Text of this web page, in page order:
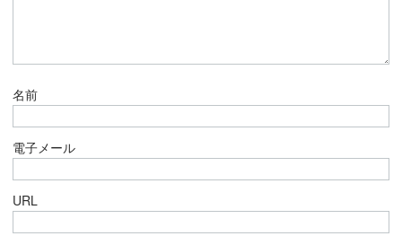
名前
電子メール
URL